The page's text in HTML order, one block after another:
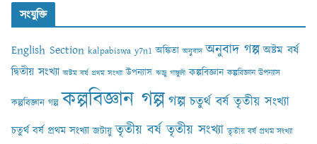
সংযুক্তি
English Section kalpabiswa y7n1 অঙ্কিতা অনুবাদ অনুবাদ গল্প অষ্টম বর্ষ
দ্বিতীয় সংখ্যা অষ্টম বর্ষ প্রথম সংখ্যা উপন্যাস ঋজু গাঙ্গুলী কল্পবিজ্ঞান কল্পবিজ্ঞান উপন্যাস
কল্পবিজ্ঞান গল্প কল্পবিজ্ঞান গল্পগল্প চতুর্থ বর্ষ তৃতীয় সংখ্যা
চতুর্থ বর্ষ প্রথম সংখ্যা জটায়ু তৃতীয় বর্ষ তৃতীয় সংখ্যা তৃতীয় বর্ষ প্রথম সংখ্যা